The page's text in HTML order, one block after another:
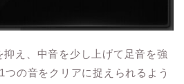
え、中音を少し上げて足音を強
の音をクリアに捉えられるよう